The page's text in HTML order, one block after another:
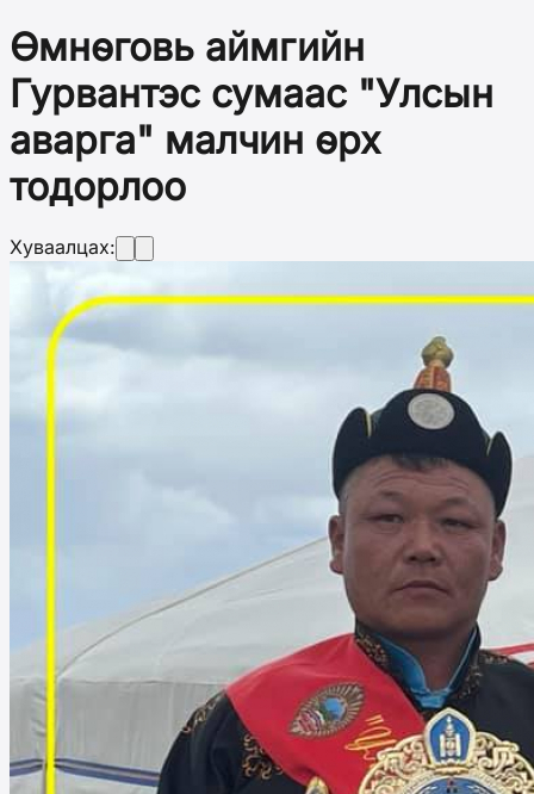
Өмнөговь аймгийн
Гурвантэс сумаас "Улсын
аварга" малчин өрх
тодорлоо
Хуваалцах: